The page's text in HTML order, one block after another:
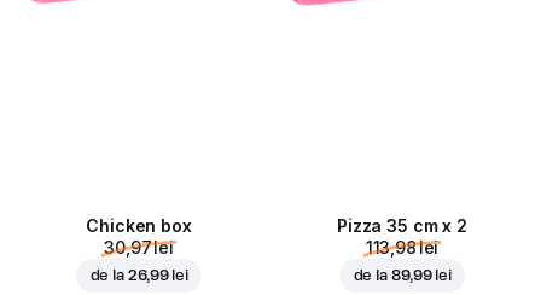
Chicken box
30,97 lei
de la 26,99 lei
Pizza 35 cm x 2
113,98 lei
de la 89,99 lei